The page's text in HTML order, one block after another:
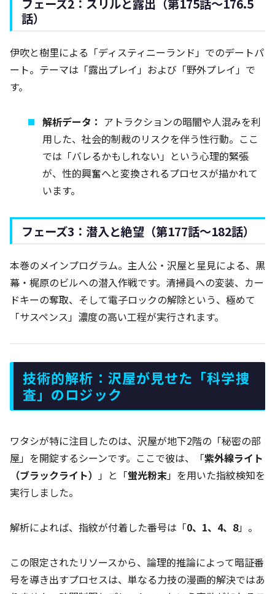
フェーズ2：スリルと露出（第175話～176.5
話）
伊吹と樹里による「ディスティニーランド」でのデートパ
ート。テーマは「露出プレイ」および「野外プレイ」で
す。
解析データ： アトラクションの暗闇や人混みを利
用した、社会的制裁のリスクを伴う性行動。ここ
では「バレるかもしれない」という心理的緊張
が、性的興奮へと変換されるプロセスが描かれて
います。
フェーズ3：潜入と絶望（第177話～182話）
本巻のメインプログラム。主人公・沢屋と星見による、黒
幕・梶原のビルへの潜入作戦です。清掃員への変装、カー
ドキーの奪取、そして電子ロックの解除という、極めて
「サスペンス」濃度の高い工程が実行されます。
技術的解析：沢屋が見せた「科学捜
査」のロジック
ワタシが特に注目したのは、沢屋が地下2階の「秘密の部
屋」を開錠するシーンです。ここで彼は、「紫外線ライト
（ブラックライト） 」と「蛍光粉末」を用いた指紋検知を
実行しました。
解析によれば、指紋が付着した番号は「0、1、4、8」。
この限定されたリソースから、論理的推論によって暗証番
号を導き出すプロセスは、単なる力技の漫画的解決ではあ